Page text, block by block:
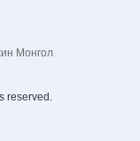
Монгол
reserved.